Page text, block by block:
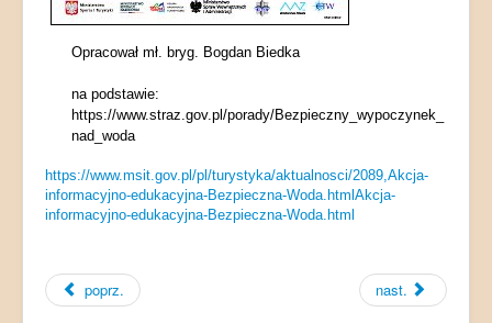
Opracował mł. bryg. Bogdan Biedka
na podstawie:
https://www.straz.gov.pl/porady/Bezpieczny_wypoczynek_
nad_woda
https://www.msit.gov.pl/pl/turystyka/aktualnosci/2089,Akcja-
informacyjno-edukacyjna-Bezpieczna-Woda.htmlAkcja-
informacyjno-edukacyjna-Bezpieczna-Woda.html
poprz. nast.